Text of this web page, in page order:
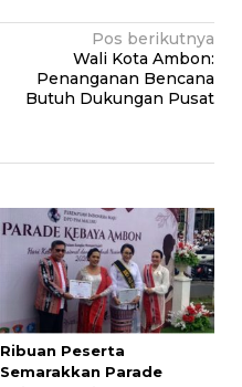
Pos berikutnya
Wali Kota Ambon:
Penanganan Bencana
Butuh Dukungan Pusat
Ribuan Peserta
Semarakkan Parade